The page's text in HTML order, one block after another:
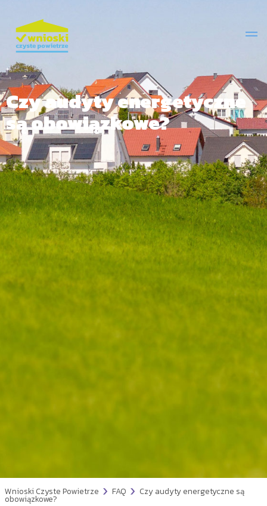
Czy audyty energetyczne
są obowiązkowe?
Wnioski Czyste Powietrze FAQ Czy audyty energetyczne są
obowiązkowe?